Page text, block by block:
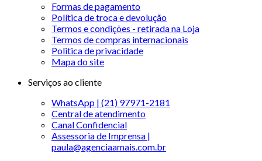
Formas de pagamento
Política de troca e devolução
Termos e condições - retirada na Loja
Termos de compras internacionais
Politica de privacidade
Mapa do site
Serviços ao cliente
WhatsApp | (21) 97971-2181
Central de atendimento
Canal Confidencial
Assessoria de Imprensa |
paula@agenciaamais.com.br